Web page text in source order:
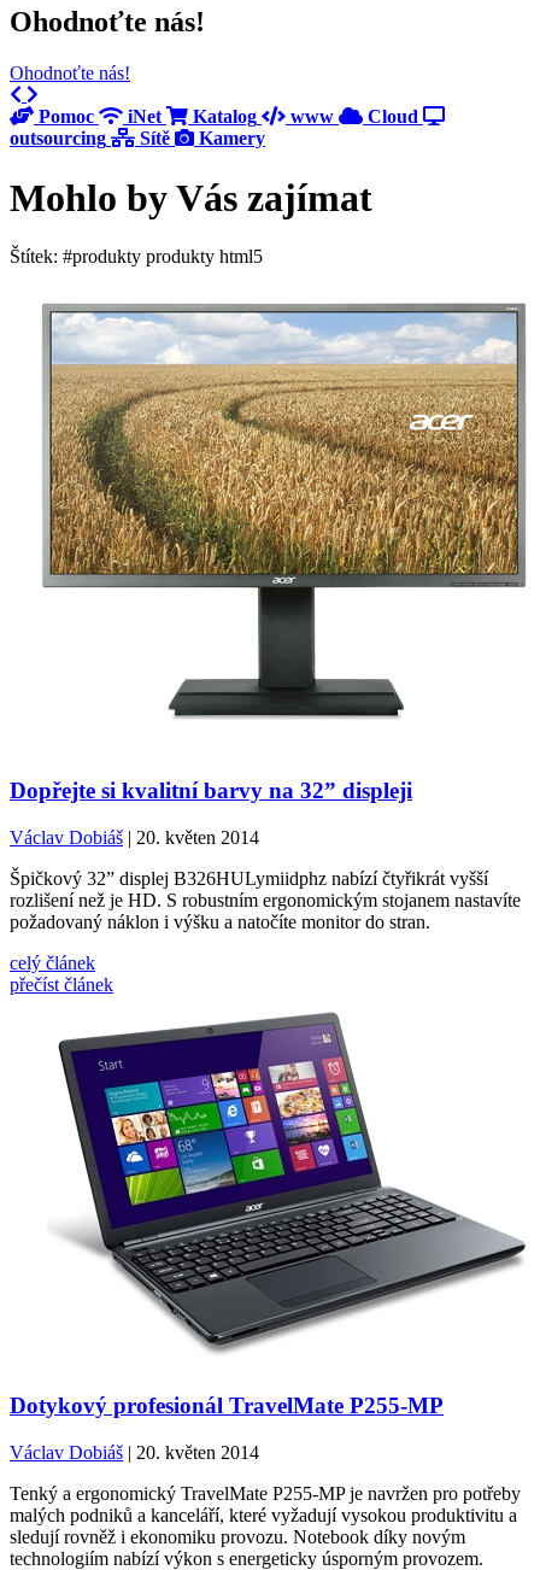
Ohodnoťte nás!
Ohodnoťte nás!
Previous
Next
Pomoc
iNet Katalog www
Cloud
outsourcing
Sítě Kamery
Mohlo by Vás zajímat
Štítek: #produkty produkty html5
Dopřejte si kvalitní barvy na 32” displeji
Václav Dobiáš| 20. květen 2014
Špičkový 32” displej B326HULymiidphz nabízí čtyřikrát vyšší
rozlišení než je HD. S robustním ergonomickým stojanem nastavíte
požadovaný náklon i výšku a natočíte monitor do stran.
celý článek
přečíst článek
Dotykový profesionál TravelMate P255-MP
Václav Dobiáš| 20. květen 2014
Tenký a ergonomický TravelMate P255-MP je navržen pro potřeby
malých podniků a kanceláří, které vyžadují vysokou produktivitu a
sledují rovněž i ekonomiku provozu. Notebook díky novým
technologiím nabízí výkon s energeticky úsporným provozem.